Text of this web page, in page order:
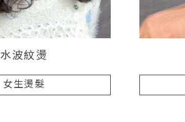
水波紋燙
女生燙髮